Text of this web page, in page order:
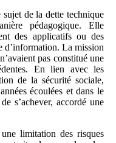
sujet de la dette technique
pédagogique. Elle
des applicatifs ou des
d’information. La mission
pas constitué une
En lien avec les
de la sécurité sociale,
écoulées et dans le
s’achever, accordé une
limitation des risques